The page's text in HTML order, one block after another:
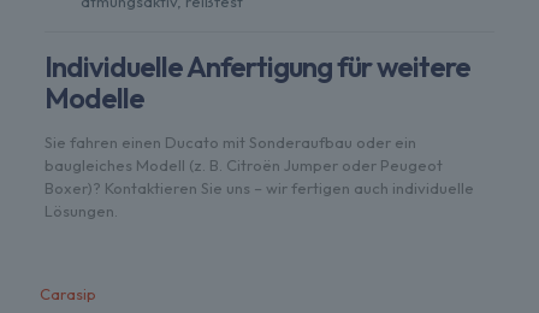
Individuelle Anfertigung für weitere
Modelle
Sie fahren einen Ducato mit Sonderaufbau oder ein
baugleiches Modell (z. B. Citroën Jumper oder Peugeot
Boxer)? Kontaktieren Sie uns – wir fertigen auch individuelle
Lösungen.
Carasip